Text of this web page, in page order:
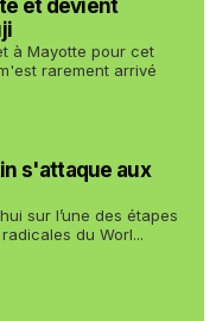
et devient
à Mayotte pour cet
rarement arrivé
s'attaque aux
sur l’une des étapes
du Worl...